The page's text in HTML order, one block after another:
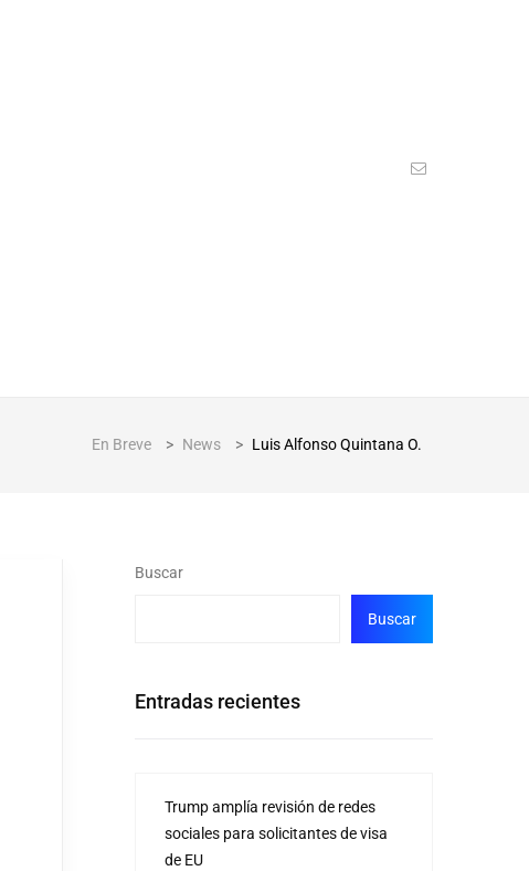
En Breve > News > Luis Alfonso Quintana O.
Buscar
Buscar
Entradas recientes
Trump amplía revisión de redes
sociales para solicitantes de visa
de EU